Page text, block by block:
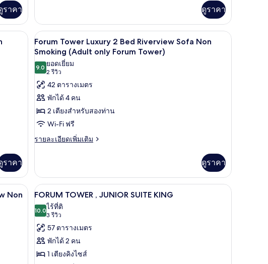
ราคา
Smoking
(Adult
only
Forum
Tower)
เกี่ยว
กับ
Forum
Tower
King
Downriver
view
Non
Smoking
(Adult
only
Tower)
ดูราคา
เตียงพร้อมฟูกเสริมที่นอน, ตู้นิรภัยในห้องพัก
ราคา
เปิด
ภาพถ่าย
ทั้งหมด
ของ
Forum
Tower
Luxury
Bed
Non
Smoking
(Adult
only
Forum
Tower)
Forum Tower Luxury 2 Bed Riverview
4
Forum Tower Luxury 2 Bed Riverview Sofa Non
Smoking (Adult only Forum Tower)
9.09.0 จาก 10
ยอดเยี่ยม
2 รีวิว
(2
รีวิว)
42 ตารางเมตร
พักได้ 4 คน
2 เตียงสำหรับสองท่าน
Wi-Fi ฟรี
รายละเอียดเพิ่มเติม
ราย
เกี่ยว
กับ
Forum
Tower
Luxury
Bed
Riverview
Non
ดูราคา
เตียงพร้อมฟูกเสริมที่นอน, ตู้นิรภัยในห้องพัก
Non
เปิด
ภาพถ่าย
ทั้งหมด
ของ
FORUM
TOWER
FORUM TOWER , JUNIOR SUITE KING |
4
FORUM TOWER , JUNIOR SUITE KING
10.010.0 จาก 10
ไร้ที่ติ
3 รีวิว
(3
รีวิว)
57 ตารางเมตร
พักได้ 2 คน
1 เตียงคิงไซส์